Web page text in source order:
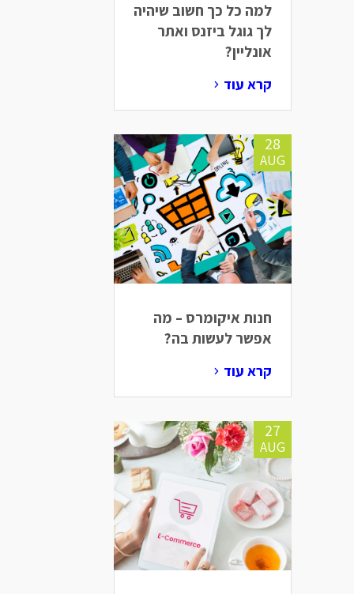
למה כל כך חשוב שיהיה
לך גוגל ביזנס ואתר
אונליין?
קרא עוד
28
AUG
חנות איקומרס – מה
אפשר לעשות בה?
קרא עוד
27
AUG